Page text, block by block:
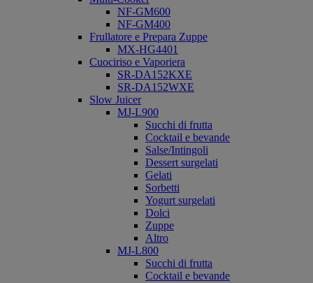
NF-GM600
NF-GM400
Frullatore e Prepara Zuppe
MX-HG4401
Cuociriso e Vaporiera
SR-DA152KXE
SR-DA152WXE
Slow Juicer
MJ-L900
Succhi di frutta
Cocktail e bevande
Salse/Intingoli
Dessert surgelati
Gelati
Sorbetti
Yogurt surgelati
Dolci
Zuppe
Altro
MJ-L800
Succhi di frutta
Cocktail e bevande